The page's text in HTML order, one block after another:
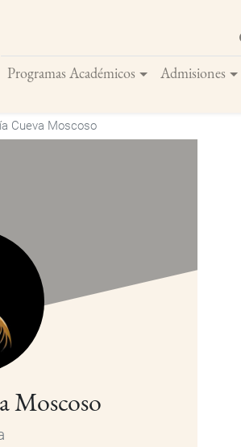
Programas Académicos Admisiones
Buscar
Cueva Moscoso
Moscoso